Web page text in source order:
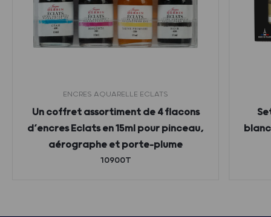
ENCRES AQUARELLE ECLATS
Un coffret assortiment de 4 flacons
d’encres Eclats en 15ml pour pinceau,
aérographe et porte-plume
10900T